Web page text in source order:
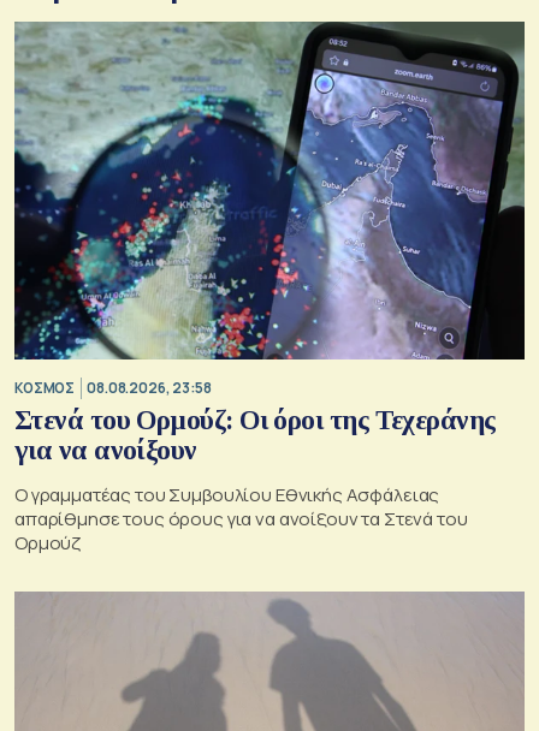
ΚΟΣΜΟΣ 08.08.2026, 23:58
Στενά του Ορμούζ: Οι όροι της Τεχεράνης
για να ανοίξουν
Ο γραμματέας του Συμβουλίου Εθνικής Ασφάλειας
απαρίθμησε τους όρους για να ανοίξουν τα Στενά του
Ορμούζ